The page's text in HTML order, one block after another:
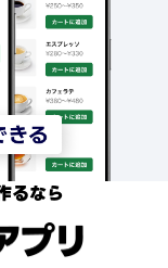
るなら